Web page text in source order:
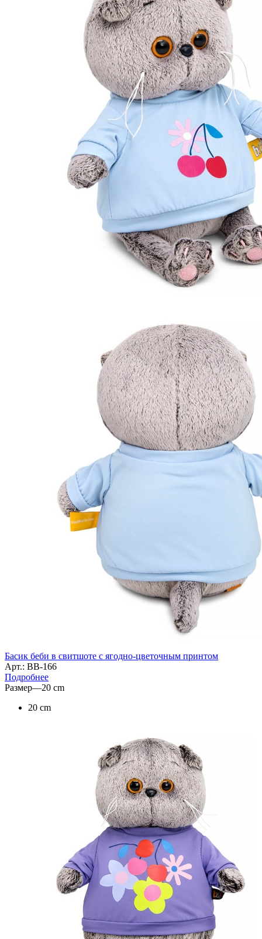
Басик беби в свитшоте с ягодно-цветочным принтом
Арт.: BB-166
Подробнее
Размер—20 cm
20 cm